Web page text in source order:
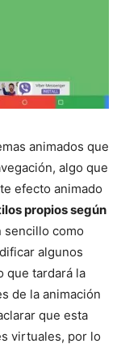
animados que
algo que
efecto animado
propios según
sencillo como
algunos
que tardará la
de la animación
que esta
virtuales, por lo